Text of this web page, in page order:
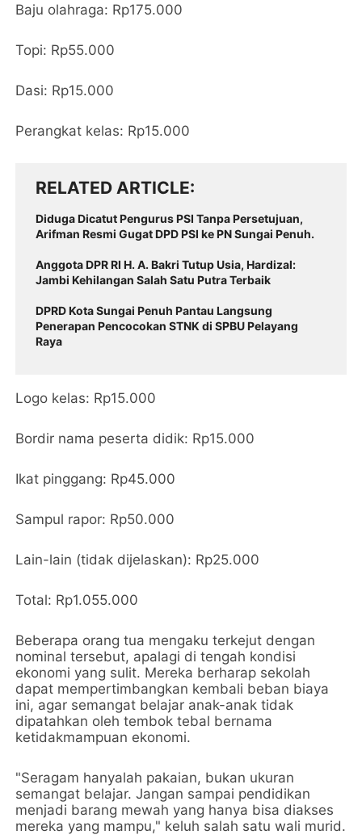
Baju olahraga: Rp175.000
Topi: Rp55.000
Dasi: Rp15.000
Perangkat kelas: Rp15.000
RELATED ARTICLE
Diduga Dicatut Pengurus PSI Tanpa Persetujuan,
Arifman Resmi Gugat DPD PSI ke PN Sungai Penuh.
Anggota DPR RI H. A. Bakri Tutup Usia, Hardizal:
Jambi Kehilangan Salah Satu Putra Terbaik
DPRD Kota Sungai Penuh Pantau Langsung
Penerapan Pencocokan STNK di SPBU Pelayang
Raya
Logo kelas: Rp15.000
Bordir nama peserta didik: Rp15.000
Ikat pinggang: Rp45.000
Sampul rapor: Rp50.000
Lain-lain (tidak dijelaskan): Rp25.000
Total: Rp1.055.000
Beberapa orang tua mengaku terkejut dengan
nominal tersebut, apalagi di tengah kondisi
ekonomi yang sulit. Mereka berharap sekolah
dapat mempertimbangkan kembali beban biaya
ini, agar semangat belajar anak-anak tidak
dipatahkan oleh tembok tebal bernama
ketidakmampuan ekonomi.
"Seragam hanyalah pakaian, bukan ukuran
semangat belajar. Jangan sampai pendidikan
menjadi barang mewah yang hanya bisa diakses
mereka yang mampu," keluh salah satu wali murid.